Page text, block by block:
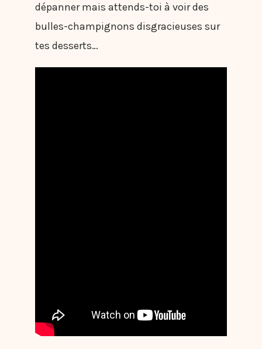
dépanner mais attends-toi à voir des
bulles-champignons disgracieuses sur
tes desserts…